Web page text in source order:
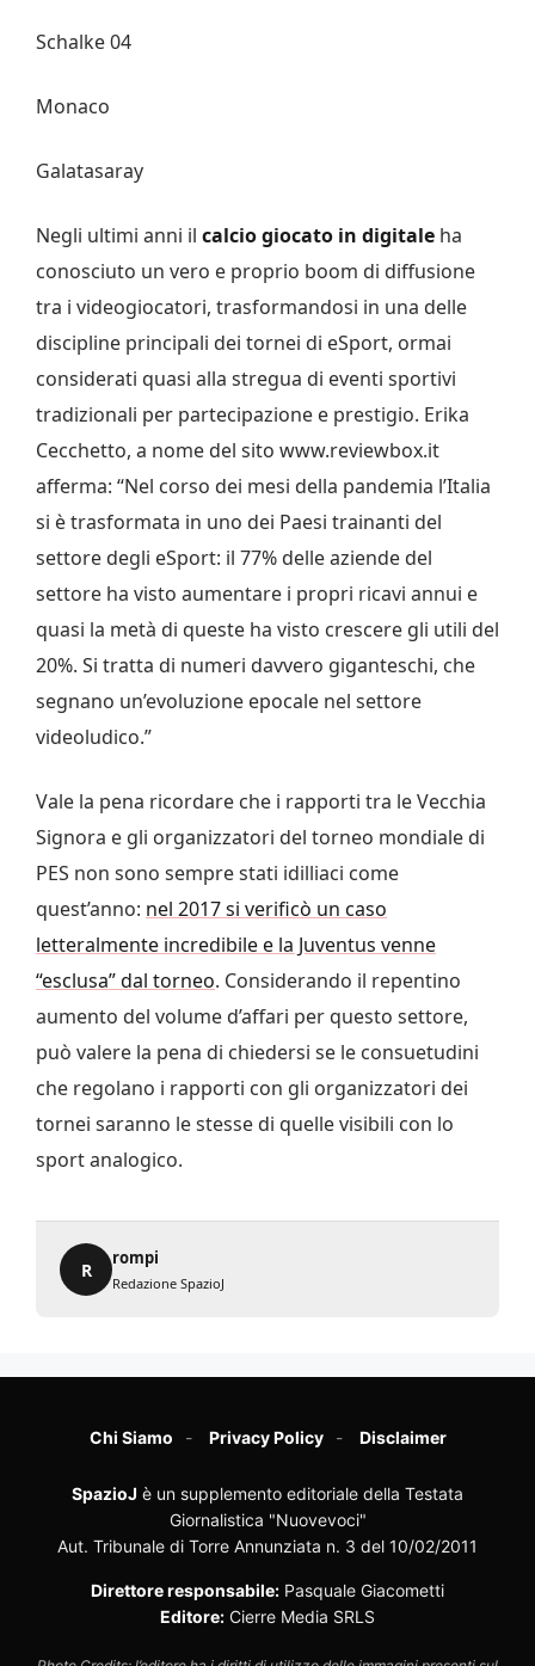
Schalke 04
Monaco
Galatasaray
Negli ultimi anni il calcio giocato in digitale ha
conosciuto un vero e proprio boom di diffusione
tra i videogiocatori, trasformandosi in una delle
discipline principali dei tornei di eSport, ormai
considerati quasi alla stregua di eventi sportivi
tradizionali per partecipazione e prestigio. Erika
Cecchetto, a nome del sito www.reviewbox.it
afferma: “Nel corso dei mesi della pandemia l’Italia
si è trasformata in uno dei Paesi trainanti del
settore degli eSport: il 77% delle aziende del
settore ha visto aumentare i propri ricavi annui e
quasi la metà di queste ha visto crescere gli utili del
20%. Si tratta di numeri davvero giganteschi, che
segnano un’evoluzione epocale nel settore
videoludico.”
Vale la pena ricordare che i rapporti tra le Vecchia
Signora e gli organizzatori del torneo mondiale di
PES non sono sempre stati idilliaci come
quest’anno: nel 2017 si verificò un caso
letteralmente incredibile e la Juventus venne
“esclusa” dal torneo. Considerando il repentino
aumento del volume d’affari per questo settore,
può valere la pena di chiedersi se le consuetudini
che regolano i rapporti con gli organizzatori dei
tornei saranno le stesse di quelle visibili con lo
sport analogico.
R
rompi
Redazione SpazioJ
Chi Siamo Privacy Policy Disclaimer
SpazioJ è un supplemento editoriale della Testata
Giornalistica "Nuovevoci"
Aut. Tribunale di Torre Annunziata n. 3 del 10/02/2011
Direttore responsabile: Pasquale Giacometti
Editore: Cierre Media SRLS